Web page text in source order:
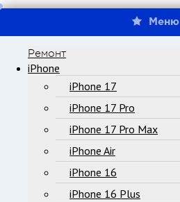
Меню
Ремонт
iPhone
iPhone 17
iPhone 17 Pro
iPhone 17 Pro Max
iPhone Air
iPhone 16
iPhone 16 Plus